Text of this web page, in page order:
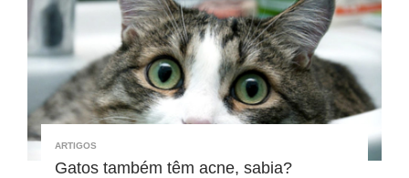
ARTIGOS
Gatos também têm acne, sabia?